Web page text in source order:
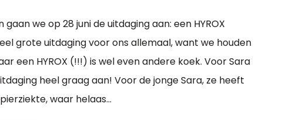
gaan we op 28 juni de uitdaging aan: een HYROX
grote uitdaging voor ons allemaal, want we houden
een HYROX (!!!) is wel even andere koek. Voor Sara
heel graag aan! Voor de jonge Sara, ze heeft
waar helaas…